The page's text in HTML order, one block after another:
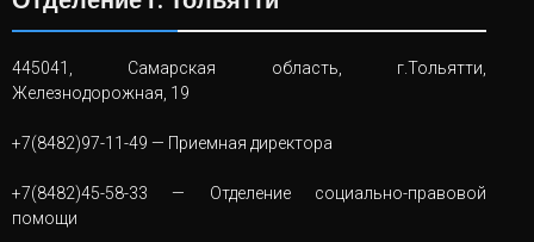
445041, Самарская область, г.Тольятти,
Железнодорожная, 19
+7(8482)97-11-49 — Приемная директора
+7(8482)45-58-33 — Отделение социально-правовой
помощи